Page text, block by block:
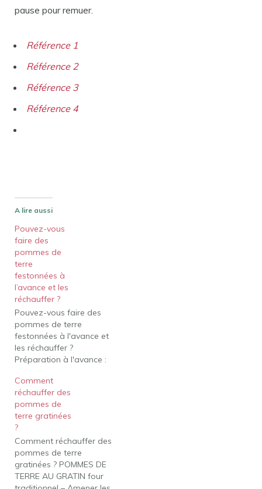
pause pour remuer.
Référence 1
Référence 2
Référence 3
Référence 4
A lire aussi
Pouvez-vous
faire des
pommes de
terre
festonnées à
l’avance et les
réchauffer ?
Pouvez-vous faire des
pommes de terre
festonnées à l'avance et
les réchauffer ?
Préparation à l'avance :
assemblée, couverte et
réfrigérée (non cuite)
jusqu'à 3 jours à l'avance.
Cuire comme indiqué
dans la recette. Couvrir
hermétiquement de
papier d'aluminium et
réfrigérer. Réchauffer la
casserole (couverte de…
Comment
réchauffer des
pommes de
terre gratinées
?
Comment réchauffer des
pommes de terre
gratinées ? POMMES DE
TERRE AU GRATIN four